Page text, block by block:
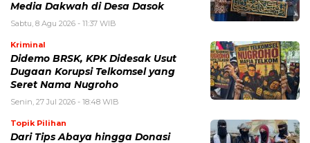
Media Dakwah di Desa Dasok
Sabtu, 8 Agu 2026 - 11:37 WIB
Kriminal
Didemo BRSK, KPK Didesak Usut
Dugaan Korupsi Telkomsel yang
Seret Nama Nugroho
Senin, 27 Jul 2026 - 18:48 WIB
Topik Pilihan
Dari Tips Abaya hingga Donasi